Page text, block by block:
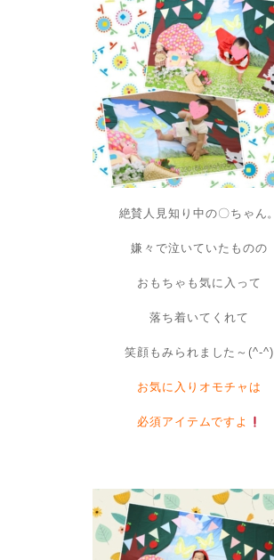
絶賛人見知り中の〇ちゃん。
嫌々で泣いていたものの
おもちゃも気に入って
落ち着いてくれて
笑顔もみられました～(^-^)
お気に入りオモチャは
必須アイテムですよ